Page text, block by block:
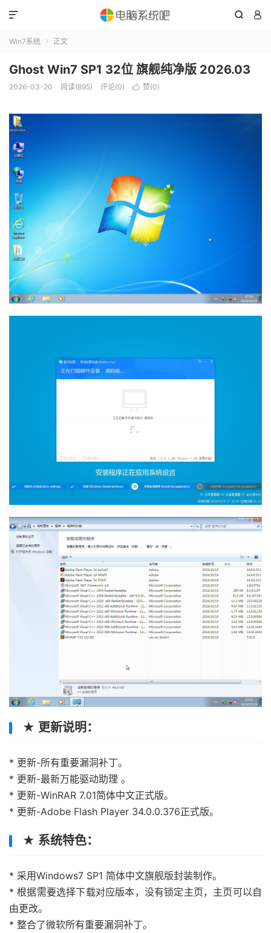
 

Win7系统  正文
Ghost Win7 SP1 32位 旗舰纯净版 2026.03
2026-03-20 阅读(895) 评论(0)  赞(0)
★ 更新说明：
* 更新-所有重要漏洞补丁。
* 更新-最新万能驱动助理 。
* 更新-WinRAR 7.01简体中文正式版。
* 更新-Adobe Flash Player 34.0.0.376正式版。
★ 系统特色：
* 采用Windows7 SP1 简体中文旗舰版封装制作。
* 根据需要选择下载对应版本，没有锁定主页，主页可以自
由更改。
* 整合了微软所有重要漏洞补丁。